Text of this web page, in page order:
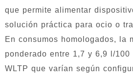
que permite alimentar
solución práctica para ocio o
En consumos homologados, la
ponderado entre 1,7 y 6,9 l/100
WLTP que varían según